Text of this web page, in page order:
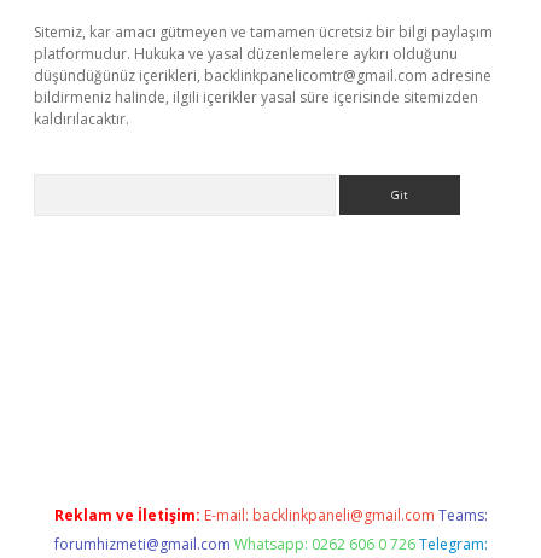
Sitemiz, kar amacı gütmeyen ve tamamen ücretsiz bir bilgi paylaşım
platformudur. Hukuka ve yasal düzenlemelere aykırı olduğunu
düşündüğünüz içerikleri, backlinkpanelicomtr@gmail.com adresine
bildirmeniz halinde, ilgili içerikler yasal süre içerisinde sitemizden
kaldırılacaktır.
Reklam ve İletişim: E-mail: backlinkpaneli@gmail.com Teams:
forumhizmeti@gmail.com Whatsapp: 0262 606 0 726 Telegram: